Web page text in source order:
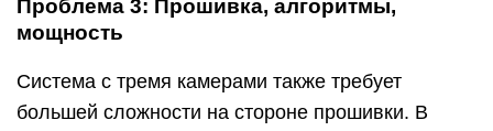
Проблема 3: Прошивка, алгоритмы,
мощность
Система с тремя камерами также требует
большей сложности на стороне прошивки. В